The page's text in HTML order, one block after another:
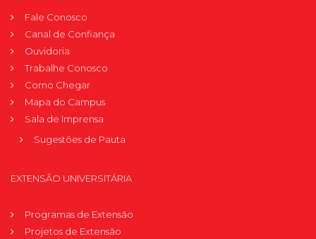
Fale Conosco
Canal de Confiança
Ouvidoria
Trabalhe Conosco
Como Chegar
Mapa do Campus
Sala de Imprensa
Sugestões de Pauta
EXTENSÃO UNIVERSITÁRIA
Programas de Extensão
Projetos de Extensão